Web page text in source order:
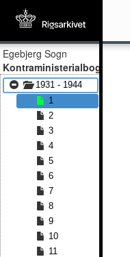
Egebjerg Sogn
Kontraministerialbog
1931 - 1944
1
2
3
4
5
6
7
8
9
10
11